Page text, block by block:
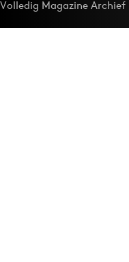
Volledig Magazine Archief